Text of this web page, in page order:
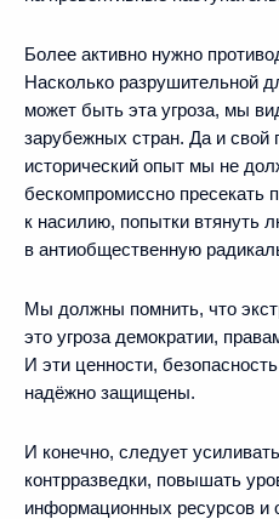
Более активно нужно
Насколько разрушительной
может быть эта угроза, мы
зарубежных стран. Да и свой
исторический опыт мы не
бескомпромиссно пресекать
к насилию, попытки втянуть
в антиобщественную
Мы должны помнить, что
это угроза демократии,
И эти ценности,
надёжно защищены.
И конечно, следует
контрразведки, повышать
информационных ресурсов и